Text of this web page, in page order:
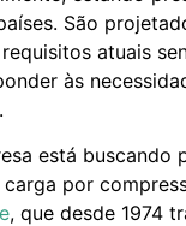
São
atuais
às
está buscando
por
, que desde 1974